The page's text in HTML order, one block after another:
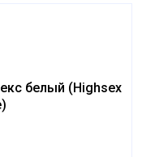
белый (Highsex